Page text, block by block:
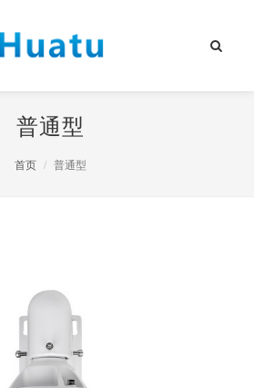
普通型
首页 普通型